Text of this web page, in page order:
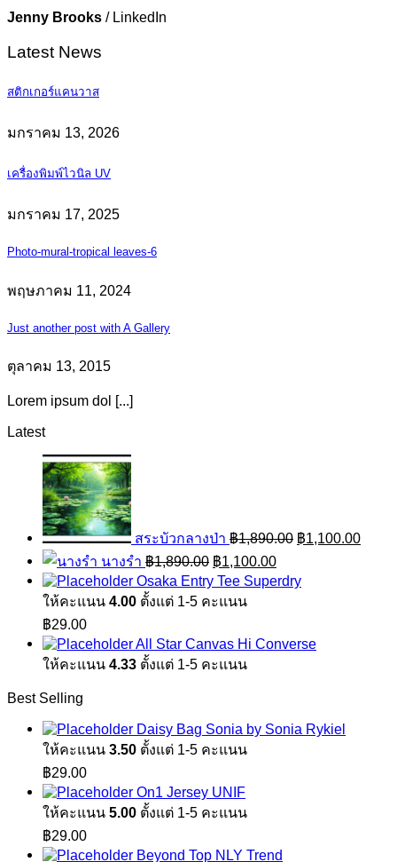
Jenny Brooks / LinkedIn
Latest News
สติกเกอร์แคนวาส
มกราคม 13, 2026
เครื่องพิมพ์ไวนิล UV
มกราคม 17, 2025
Photo-mural-tropical leaves-6
พฤษภาคม 11, 2024
Just another post with A Gallery
ตุลาคม 13, 2015
Lorem ipsum dol [...]
Latest
สระบัวกลางป่า ฿1,890.00 ฿1,100.00
นางรำ ฿1,890.00 Original
price
was:
฿1,890.00.
฿1,100.00Current
price
is:
Osaka Entry Tee Superdry
ให้คะแนน 4.00 ตั้งแต่ 1-5 คะแนน
฿29.00
All Star Canvas Hi Converse
ให้คะแนน 4.33 ตั้งแต่ 1-5 คะแนน
Best Selling
Daisy Bag Sonia by Sonia Rykiel
ให้คะแนน 3.50 ตั้งแต่ 1-5 คะแนน
฿29.00
On1 Jersey UNIF
ให้คะแนน 5.00 ตั้งแต่ 1-5 คะแนน
฿29.00
Beyond Top NLY Trend